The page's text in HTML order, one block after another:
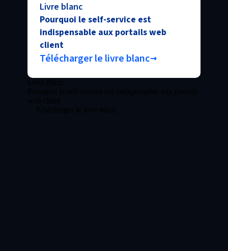
Livre blanc
Pourquoi le self-service est
indispensable aux portails web
client
Télécharger le livre blanc